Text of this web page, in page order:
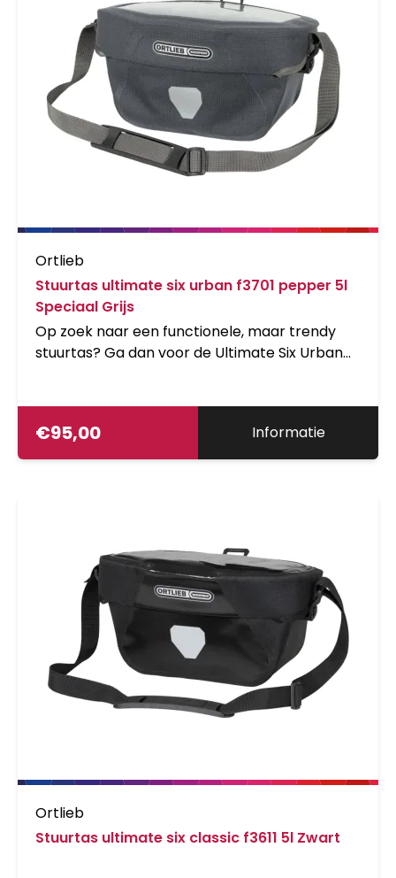
Ortlieb
Stuurtas ultimate six urban f3701 pepper 5l
Speciaal Grijs
Op zoek naar een functionele, maar trendy
stuurtas? Ga dan voor de Ultimate Six Urban
op en bedien het apparaat door de folie heen.
Heb je je eindbestemming bereikt? Bevestig
bevestigingssysteem, zodat dieven geen kans
krijgen. Met een inhoud van 5 liter biedt de
Ultimate Six Urban genoeg plaats aan al je
noodzakelijke spullen. ORTLIEB biedt vier
adapters om je fietstas op je stuur te
monteren. Deze zijn apart verkrijgbaar.
€95,00 Informatie
Ortlieb
Stuurtas ultimate six classic f3611 5l Zwart